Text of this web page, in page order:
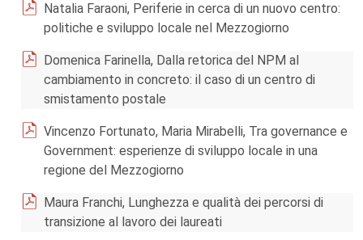
Natalia Faraoni, Periferie in cerca di un nuovo centro:
politiche e sviluppo locale nel Mezzogiorno
Domenica Farinella, Dalla retorica del NPM al
cambiamento in concreto: il caso di un centro di
smistamento postale
Vincenzo Fortunato, Maria Mirabelli, Tra governance e
Government: esperienze di sviluppo locale in una
regione del Mezzogiorno
Maura Franchi, Lunghezza e qualità dei percorsi di
transizione al lavoro dei laureati